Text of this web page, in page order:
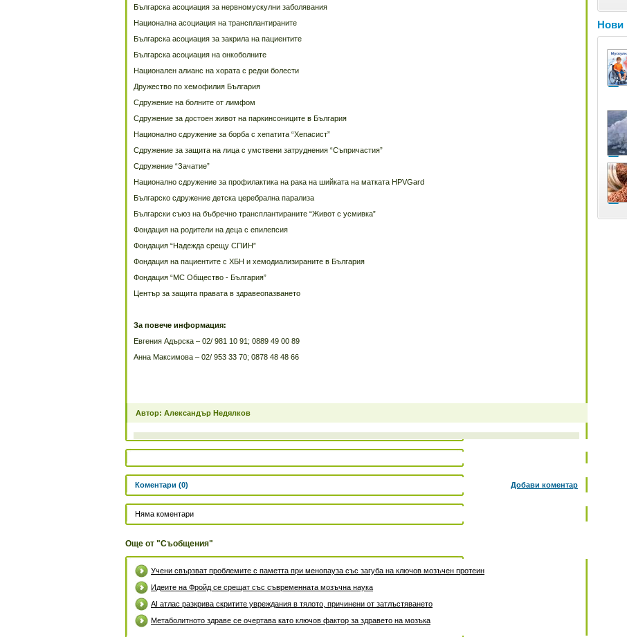
Българска асоциация за нервномускулни заболявания
Национална асоциация на трансплантираните
Българска асоциация за закрила на пациентите
Българска асоциация на онкоболните
Национален алианс на хората с редки болести
Дружество по хемофилия България
Сдружение на болните от лимфом
Сдружение за достоен живот на паркинсониците в България
Национално сдружение за борба с хепатита “Хепасист”
Сдружение за защита на лица с умствени затруднения “Съпричастия”
Сдружение “Зачатие”
Национално сдружение за профилактика на рака на шийката на матката HPVGard
Българско сдружение детска церебрална парализа
Български съюз на бъбречно трансплантираните “Живот с усмивка”
Фондация на родители на деца с епилепсия
Фондация “Надежда срещу СПИН”
Фондация на пациентите с ХБН и хемодиализираните в България
Фондация “МС Общество - България”
Център за защита правата в здравеопазването
За повече информация:
Евгения Адърска – 02/ 981 10 91; 0889 49 00 89
Анна Максимова – 02/ 953 33 70; 0878 48 48 66
Автор: Александър Недялков
Коментари (0) Добави коментар
Няма коментари
Още от "Съобщения"
Учени свързват проблемите с паметта при менопауза със загуба на ключов мозъчен протеин
Идеите на Фройд се срещат със съвременната мозъчна наука
AI атлас разкрива скритите увреждания в тялото, причинени от затлъстяването
Метаболитното здраве се очертава като ключов фактор за здравето на мозъка
Нови